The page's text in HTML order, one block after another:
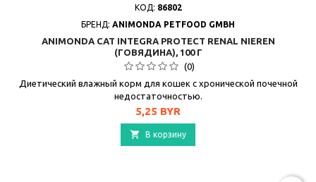
КОД: 86802
БРЕНД: ANIMONDA PETFOOD GMBH
ANIMONDA CAT INTEGRA PROTECT RENAL NIEREN
(ГОВЯДИНА), 100 Г
(0)
Диетический влажный корм для кошек с хронической почечной
недостаточностью.
Цена
5,25 BYR
 В корзину